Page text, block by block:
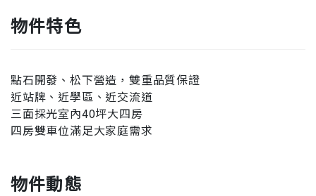
物件特色
點石開發、松下營造，雙重品質保證
近站牌、近學區、近交流道
三面採光室內40坪大四房
四房雙車位滿足大家庭需求
物件動態